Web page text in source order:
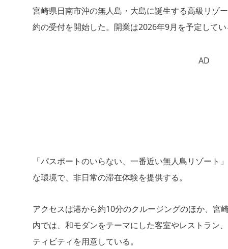
宮崎県日南市沖の無人島・大島に誕生する高級リゾ
約の受付を開始した。開業は2026年9月を予定して
AD
「パスポートのいらない、一番近い無人島リゾー
な環境で、非日常の滞在体験を提供する。
アクセスは港から約10分のクルージングのほか、宮
内では、和モダンをテーマにした客室やレストラン
ティビティを用意している。